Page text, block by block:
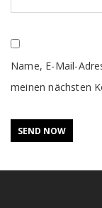
Name, E-Mail-
meinen nächsten